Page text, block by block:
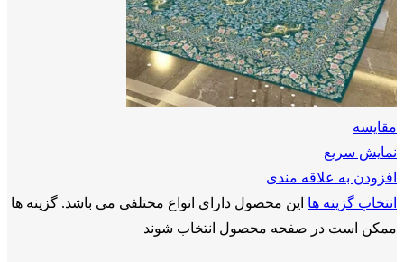
مقايسه
نمایش سریع
افزودن به علاقه مندی
انتخاب گزینه ها این محصول دارای انواع مختلفی می باشد. گزینه ها
ممکن است در صفحه محصول انتخاب شوند